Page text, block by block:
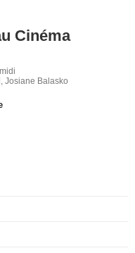
Cinéma
Josiane Balasko